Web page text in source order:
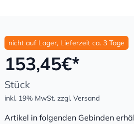
nicht auf Lager, Lieferzeit ca. 3 Tage
153,45€*
Stück
inkl. 19% MwSt. zzgl. Versand
Artikel in folgenden Gebinden